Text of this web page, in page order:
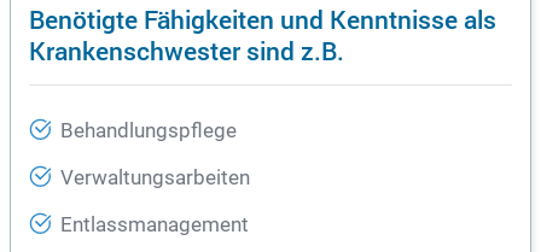
Benötigte Fähigkeiten und Kenntnisse als
Krankenschwester sind z.B.
Behandlungspflege
Verwaltungsarbeiten
Entlassmanagement